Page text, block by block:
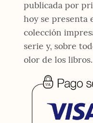
publicada por
hoy se presenta
colección
serie y, sobre
olor de los libros.